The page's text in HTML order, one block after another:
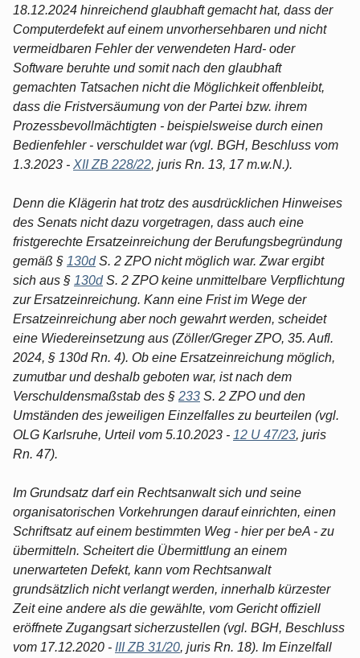
18.12.2024 hinreichend glaubhaft gemacht hat, dass der
Computerdefekt auf einem unvorhersehbaren und nicht
vermeidbaren Fehler der verwendeten Hard- oder
Software beruhte und somit nach den glaubhaft
gemachten Tatsachen nicht die Möglichkeit offenbleibt,
dass die Fristversäumung von der Partei bzw. ihrem
Prozessbevollmächtigten - beispielsweise durch einen
Bedienfehler - verschuldet war (vgl. BGH, Beschluss vom
1.3.2023 - XII ZB 228/22, juris Rn. 13, 17 m.w.N.).
Denn die Klägerin hat trotz des ausdrücklichen Hinweises
des Senats nicht dazu vorgetragen, dass auch eine
fristgerechte Ersatzeinreichung der Berufungsbegründung
gemäß § 130dS. 2 ZPO nicht möglich war. Zwar ergibt
sich aus § 130dS. 2 ZPO keine unmittelbare Verpflichtung
zur Ersatzeinreichung. Kann eine Frist im Wege der
Ersatzeinreichung aber noch gewahrt werden, scheidet
eine Wiedereinsetzung aus (Zöller/Greger ZPO, 35. Aufl.
2024, § 130d Rn. 4). Ob eine Ersatzeinreichung möglich,
zumutbar und deshalb geboten war, ist nach dem
Verschuldensmaßstab des § 233 S. 2 ZPO und den
Umständen des jeweiligen Einzelfalles zu beurteilen (vgl.
OLG Karlsruhe, Urteil vom 5.10.2023 - 12 U 47/23, juris
Rn. 47).
Im Grundsatz darf ein Rechtsanwalt sich und seine
organisatorischen Vorkehrungen darauf einrichten, einen
Schriftsatz auf einem bestimmten Weg - hier per beA - zu
übermitteln. Scheitert die Übermittlung an einem
unerwarteten Defekt, kann vom Rechtsanwalt
grundsätzlich nicht verlangt werden, innerhalb kürzester
Zeit eine andere als die gewählte, vom Gericht offiziell
eröffnete Zugangsart sicherzustellen (vgl. BGH, Beschluss
vom 17.12.2020 - III ZB 31/20, juris Rn. 18). Im Einzelfall